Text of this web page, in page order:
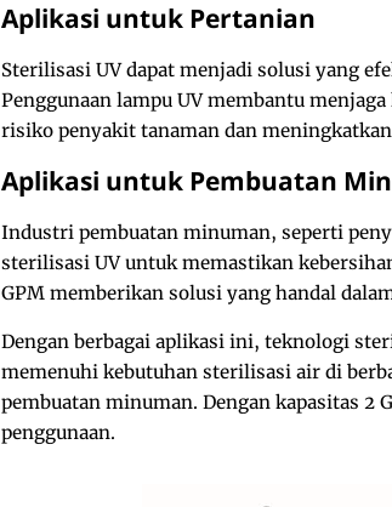
Aplikasi untuk Pertanian
Sterilisasi UV dapat menjadi solusi yang
Penggunaan lampu UV membantu
risiko penyakit tanaman dan
Aplikasi untuk Pembuatan
Industri pembuatan minuman, seperti
sterilisasi UV untuk memastikan
GPM memberikan solusi yang handal
Dengan berbagai aplikasi ini, teknologi
memenuhi kebutuhan sterilisasi air di
pembuatan minuman. Dengan kapasitas
penggunaan.